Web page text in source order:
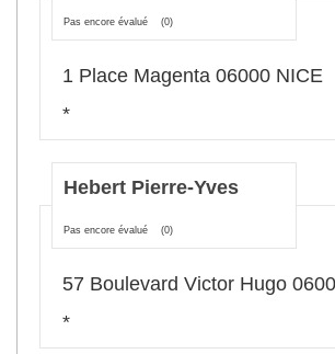
Pas encore évalué (0)
1 Place Magenta 06000 NICE
*
Hebert Pierre-Yves
Pas encore évalué (0)
57 Boulevard Victor Hugo
*